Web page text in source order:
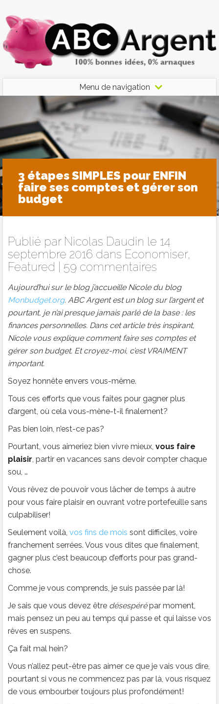
Menu de navigation
3 étapes SIMPLES pour ENFIN
faire ses comptes et gérer son
budget
Publié par Nicolas Daudin le 14
septembre 2016 dans Economiser,
Featured
59 commentaires
Aujourd’hui sur le blog j’accueille Nicole du blog
Monbudget.org. ABC Argent est un blog sur l’argent et
pourtant, je n’ai presque jamais parlé de la base : les
finances personnelles. Dans cet article très inspirant,
Nicole vous explique comment faire ses comptes et
gérer son budget. Et croyez-moi, c’est VRAIMENT
important.
Soyez honnête envers vous-même.
Tous ces efforts que vous faites pour gagner plus
d’argent, où cela vous-mène-t-il finalement?
Pas bien loin, n’est-ce pas?
Pourtant, vous aimeriez bien vivre mieux, vous faire
plaisir, partir en vacances sans devoir compter chaque
sou, …
Vous rêvez de pouvoir vous lâcher de temps à autre
pour vous faire plaisir en ouvrant votre portefeuille sans
culpabiliser!
Seulement voilà, vos fins de mois sont difficiles, voire
franchement serrées. Vous vous dites que finalement,
gagner plus c’est beaucoup d’efforts pour pas grand-
chose.
Comme je vous comprends, je suis passée par là!
Je sais que vous devez être désespérépar moment,
mais pensez un peu au temps qui passe et qui laisse vos
rêves en suspens.
Ça fait mal hein?
Vous n’allez peut-être pas aimer ce que je vais vous dire,
pourtant si vous ne commencez pas par là, vous risquez
de vous embourber toujours plus profondément!